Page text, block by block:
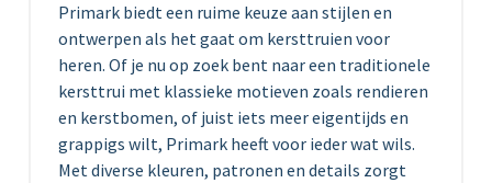
Primark biedt een ruime keuze aan stijlen en
ontwerpen als het gaat om kersttruien voor
heren. Of je nu op zoek bent naar een traditionele
kersttrui met klassieke motieven zoals rendieren
en kerstbomen, of juist iets meer eigentijds en
grappigs wilt, Primark heeft voor ieder wat wils.
Met diverse kleuren, patronen en details zorgt